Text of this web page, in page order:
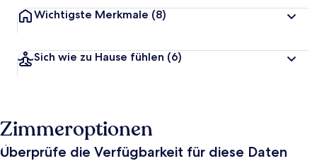
Wichtigste Merkmale (8)
Sich wie zu Hause fühlen (6)
Zimmeroptionen
Überprüfe die Verfügbarkeit für diese Daten